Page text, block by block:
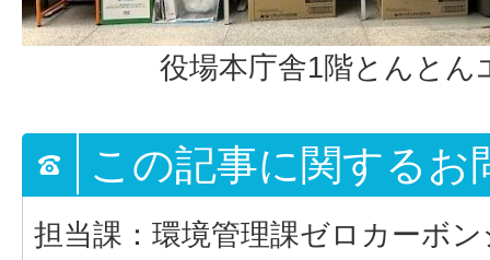
役場本庁舎1階とんとん
この記事に関するお
担当課：環境管理課ゼロカーボ